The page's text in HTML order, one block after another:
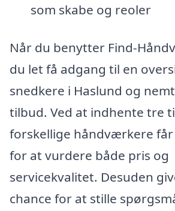
som skabe og reoler
Når du benytter Find-
du let få adgang til en
snedkere i Haslund og
tilbud. Ved at indhente tre
forskellige håndværkere
for at vurdere både pris og
servicekvalitet. Desuden
chance for at stille